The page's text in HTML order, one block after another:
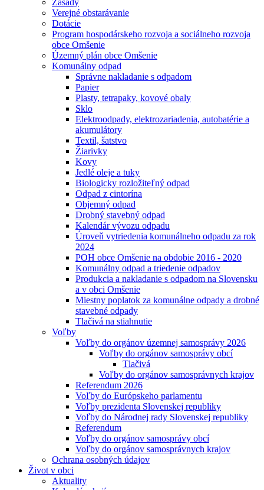
Zásady
Verejné obstarávanie
Dotácie
Program hospodárskeho rozvoja a sociálneho rozvoja
obce Omšenie
Územný plán obce Omšenie
Komunálny odpad
Správne nakladanie s odpadom
Papier
Plasty, tetrapaky, kovové obaly
Sklo
Elektroodpady, elektrozariadenia, autobatérie a
akumulátory
Textil, šatstvo
Žiarivky
Kovy
Jedlé oleje a tuky
Biologicky rozložiteľný odpad
Odpad z cintorína
Objemný odpad
Drobný stavebný odpad
Kalendár vývozu odpadu
Úroveň vytriedenia komunálneho odpadu za rok
2024
POH obce Omšenie na obdobie 2016 - 2020
Komunálny odpad a triedenie odpadov
Produkcia a nakladanie s odpadom na Slovensku
a v obci Omšenie
Miestny poplatok za komunálne odpady a drobné
stavebné odpady
Tlačivá na stiahnutie
Voľby
Voľby do orgánov územnej samosprávy 2026
Voľby do orgánov samosprávy obcí
Tlačivá
Voľby do orgánov samosprávnych krajov
Referendum 2026
Voľby do Európskeho parlamentu
Voľby prezidenta Slovenskej republiky
Voľby do Národnej rady Slovenskej republiky
Referendum
Voľby do orgánov samosprávy obcí
Voľby do orgánov samosprávnych krajov
Ochrana osobných údajov
Život v obci
Aktuality